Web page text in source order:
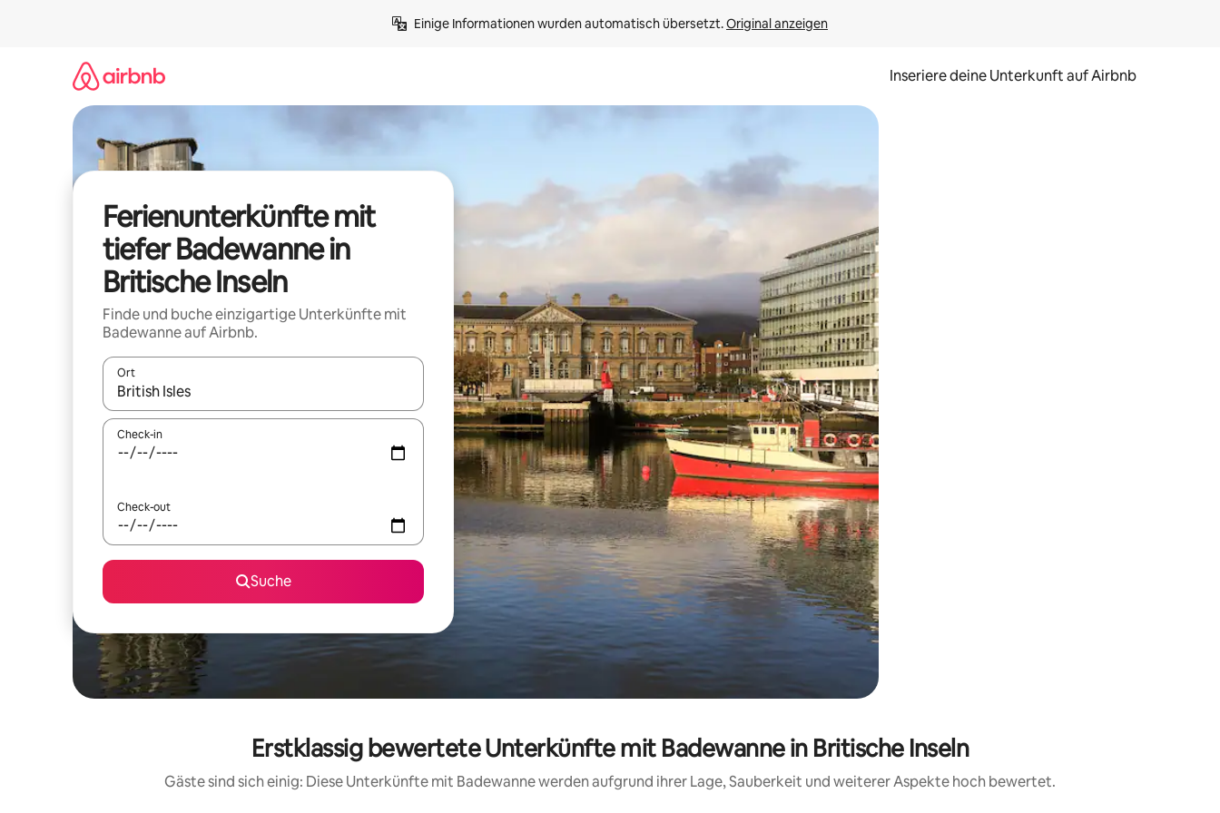
Einige Informationen wurden automatisch übersetzt. Original anzeigen
Inseriere deine Unterkunft auf Airbnb
Ferienunterkünfte mit
tiefer Badewanne in
Britische Inseln
Finde und buche einzigartige Unterkünfte mit
Badewanne auf Airbnb.
Ort
Wenn Ergebnisse verfügbar sind, navigiere mit den Pfeiltasten nach oben und unten oder erkunde die Ergebnisse durch Berühren oder Wischgesten.
Check-in
Check-out
Suche
Erstklassig bewertete Unterkünfte mit Badewanne in Britische Inseln
Gäste sind sich einig: Diese Unterkünfte mit Badewanne werden aufgrund ihrer Lage, Sauberkeit und weiterer Aspekte hoch bewertet.